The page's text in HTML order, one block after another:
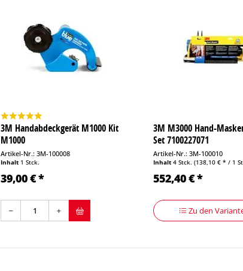
3M Handabdeckgerät M1000 Kit
M1000
Artikel-Nr.: 3M-100008
Inhalt 1 Stck.
39,00 € *
3M M3000 Hand-
Set 7100227071
Artikel-Nr.: 3M-100010
Inhalt4 Stck.(138,10 € * / 1
552,40 € *
Zu den